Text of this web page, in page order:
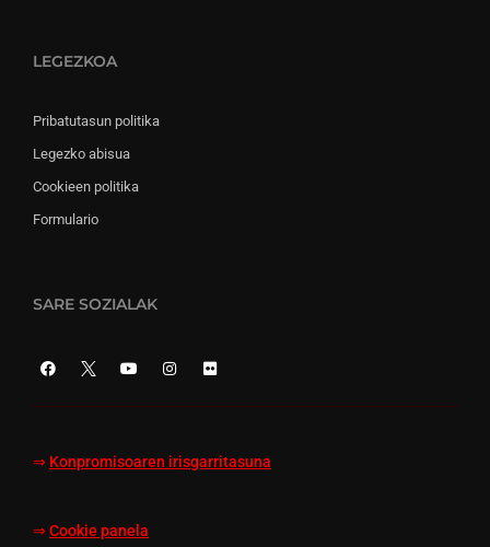
LEGEZKOA
Pribatutasun politika
Legezko abisua
Cookieen politika
Formulario
SARE SOZIALAK
⇒ Konpromisoaren irisgarritasuna
⇒ Cookie panela